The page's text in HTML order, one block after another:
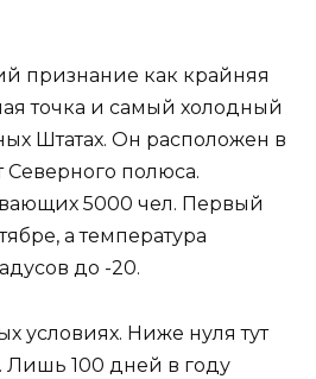
признание как крайняя
точка и самый холодный
Штатах. Он расположен в
Северного полюса.
5000 чел. Первый
а температура
до -20.
условиях. Ниже нуля тут
100 дней в году